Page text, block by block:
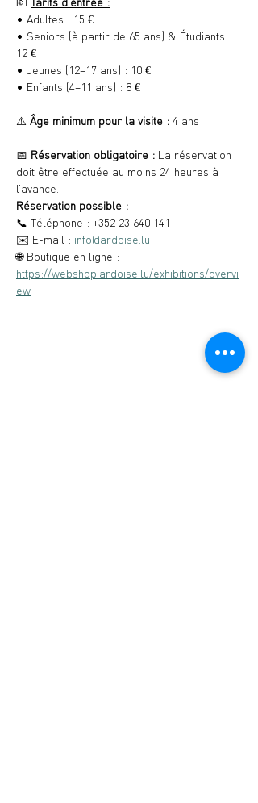
• Adultes : 15 €
• Seniors (à partir de 65 ans) & Étudiants :
12 €
• Jeunes (12–17 ans) : 10 €
• Enfants (4–11 ans) : 8 €
⚠️ Âge minimum pour la visite : 4 ans
📅 Réservation obligatoire : La réservation
doit être effectuée au moins 24 heures à
l’avance.
Réservation possible :
📞 Téléphone : +352 23 640 141
✉️ E-mail : info@ardoise.lu
🌐 Boutique en ligne :
https://webshop.ardoise.lu/exhibitions/overvi
ew